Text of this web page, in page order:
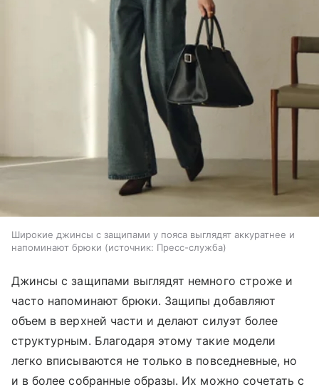
Широкие джинсы с защипами у пояса выглядят аккуратнее и
напоминают брюки
источник: Пресс-служба
Джинсы с защипами выглядят немного строже и
часто напоминают брюки. Защипы добавляют
объем в верхней части и делают силуэт более
структурным. Благодаря этому такие модели
легко вписываются не только в повседневные, но
и в более собранные образы. Их можно сочетать с